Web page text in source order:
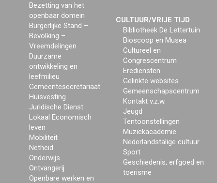
Bezetting van het
openbaar domein
Burgerlijke Stand –
Bevolking –
Vreemdelingen
Duurzame
ontwikkeling en
leefmilieu
Gemeentesecretariaat
Huisvesting
Juridische Dienst
Lokaal Economisch
leven
Mobiliteit
Netheid
Onderwijs
Ontvangerij
Openbare werken en
CULTUUR/VRIJE TIJD
Bibliotheek De Lettertuin
Bioscoop en Musea
Cultureel en
Congrescentrum
Erediensten
Gelinkte websites
Gemeenschapscentrum
Kontakt v.z.w.
Jeugd
Tentoonstellingen
Muziekacademie
Nederlandstalige cultuur
Sport
Geschiedenis, erfgoed en
toerisme